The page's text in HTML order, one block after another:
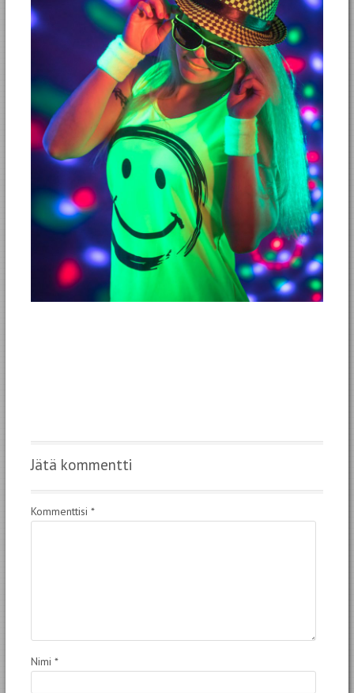
Jätä kommentti
Kommenttisi *
Nimi *